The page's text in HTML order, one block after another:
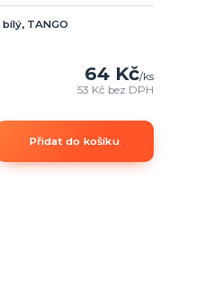
TANGO
64 Kč/ks
53 Kč bez DPH
Přidat do košíku